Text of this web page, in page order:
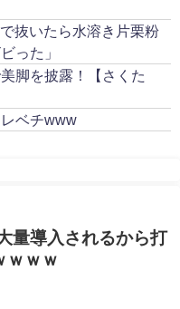
抜いたら水溶き片栗粉
った」
脚を披露！【さくた
ベチwww
量導入されるから打
ｗｗｗ